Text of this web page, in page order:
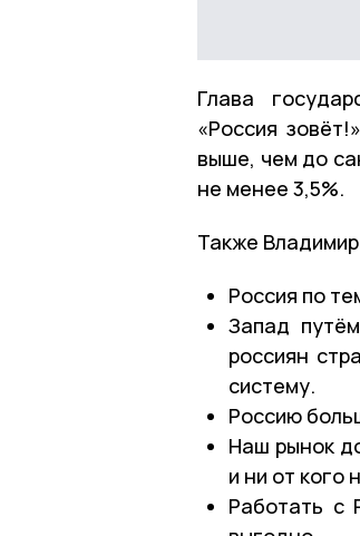
Глава
«Россия
выше, чем до
не менее 3,5%.
Также
Россия по
Запад
россиян
систему.
Россию
Наш рынок
и ни от кого
Работать с